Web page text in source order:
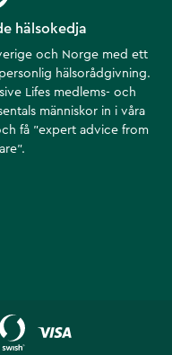
hälsokedja
och Norge med ett
hälsorådgivning.
Lifes medlems- och
människor in i våra
få ”expert advice from